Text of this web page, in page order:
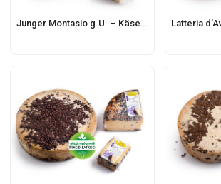
Junger Montasio g.U. – Käse-Produktionsstätte PN208